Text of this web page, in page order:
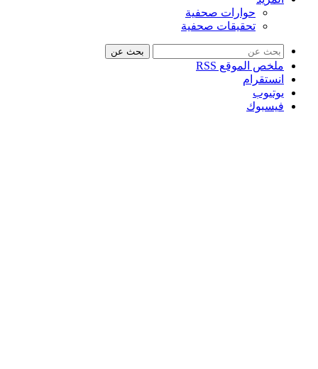
حوارات صحفية
تحقيقات صحفية
بحث عن
ملخص الموقع RSS
انستقرام
يوتيوب
فيسبوك